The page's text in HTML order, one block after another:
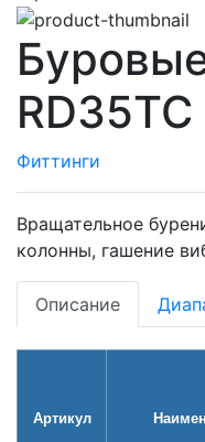
RD35TC
Фиттинги
Вращательное
колонны, гашение
Описание
Артикул